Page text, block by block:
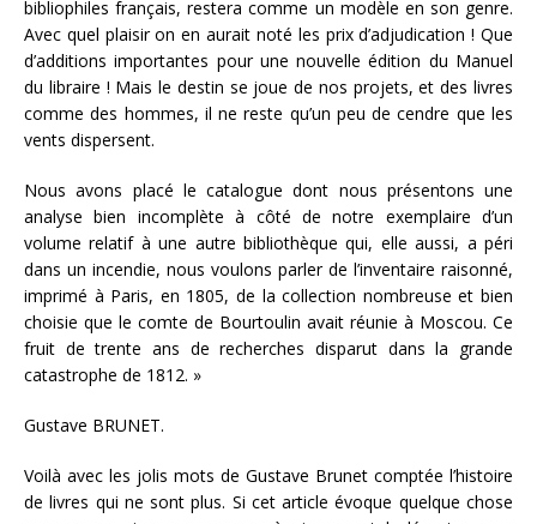
bibliophiles français, restera comme un modèle en son genre.
Avec quel plaisir on en aurait noté les prix d’adjudication ! Que
d’additions importantes pour une nouvelle édition du Manuel
du libraire ! Mais le destin se joue de nos projets, et des livres
comme des hommes, il ne reste qu’un peu de cendre que les
vents dispersent.
Nous avons placé le catalogue dont nous présentons une
analyse bien incomplète à côté de notre exemplaire d’un
volume relatif à une autre bibliothèque qui, elle aussi, a péri
dans un incendie, nous voulons parler de l’inventaire raisonné,
imprimé à Paris, en 1805, de la collection nombreuse et bien
choisie que le comte de Bourtoulin avait réunie à Moscou. Ce
fruit de trente ans de recherches disparut dans la grande
catastrophe de 1812. »
Gustave BRUNET.
Voilà avec les jolis mots de Gustave Brunet comptée l’histoire
de livres qui ne sont plus. Si cet article évoque quelque chose